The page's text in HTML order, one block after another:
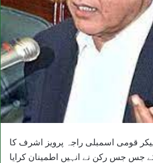
قومی اسمبلی راجہ پرویز اشرف کا
جس جس رکن نے انہیں اطمینان کرایا